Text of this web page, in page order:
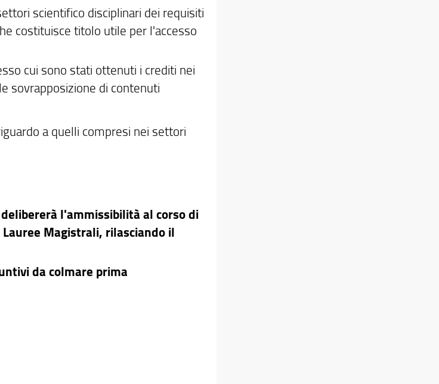
scientifico disciplinari dei requisiti
costituisce titolo utile per l'accesso
cui sono stati ottenuti i crediti nei
sovrapposizione di contenuti
a quelli compresi nei settori
l'ammissibilità al corso di
Magistrali, rilasciando il
da colmare prima